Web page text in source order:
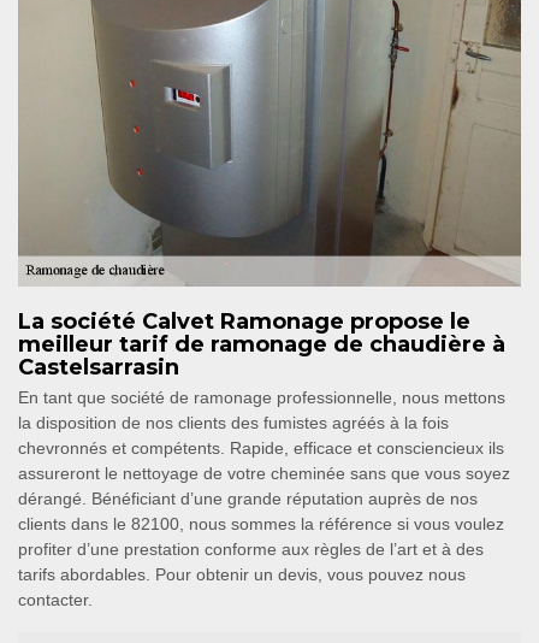
La société Calvet Ramonage propose le
meilleur tarif de ramonage de chaudière à
Castelsarrasin
En tant que société de ramonage professionnelle, nous mettons
la disposition de nos clients des fumistes agréés à la fois
chevronnés et compétents. Rapide, efficace et consciencieux ils
assureront le nettoyage de votre cheminée sans que vous soyez
dérangé. Bénéficiant d’une grande réputation auprès de nos
clients dans le 82100, nous sommes la référence si vous voulez
profiter d’une prestation conforme aux règles de l’art et à des
tarifs abordables. Pour obtenir un devis, vous pouvez nous
contacter.